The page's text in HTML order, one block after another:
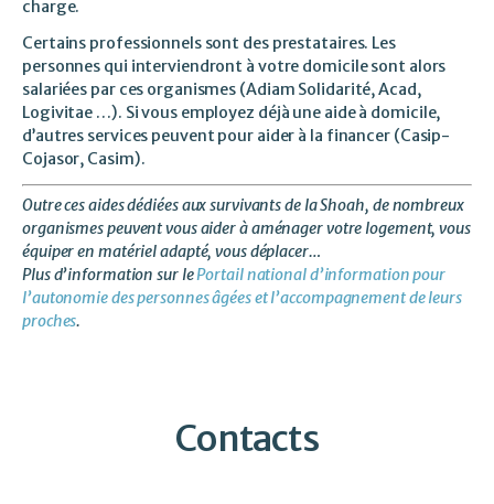
charge.
Certains professionnels sont des prestataires. Les
personnes qui interviendront à votre domicile sont alors
salariées par ces organismes (Adiam Solidarité, Acad,
Logivitae …). Si vous employez déjà une aide à domicile,
d’autres services peuvent pour aider à la financer (Casip-
Cojasor, Casim).
Outre ces aides dédiées aux survivants de la Shoah, de nombreux
organismes peuvent vous aider à aménager votre logement, vous
équiper en matériel adapté, vous déplacer…
Plus d’information sur lePortail national d’information pour
l’autonomie des personnes âgées et l’accompagnement de leurs
proches.
Contacts